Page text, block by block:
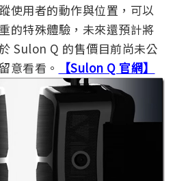
使用者的動作與位置，可以
的特殊體驗，未來還預計將
Sulon Q 的售價目前尚未公
意看看。
【Sulon Q 官網】